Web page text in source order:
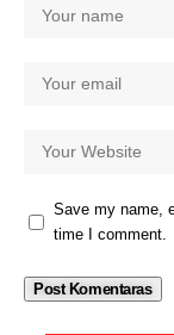
Save my name,
time I comment.